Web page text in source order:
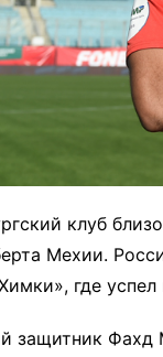
клуб
Мехии.
где
защитник Фахд